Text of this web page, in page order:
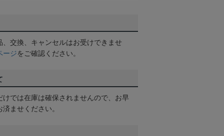
交換、キャンセルはお受けできませ
ージをご確認ください。
けでは在庫は確保されませんので、お早
ませください。